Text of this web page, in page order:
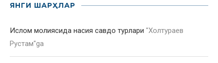
ЯНГИ ШАРҲЛАР
Ислом молиясида насия савдо турлари "Холтураев
Рустам"ga